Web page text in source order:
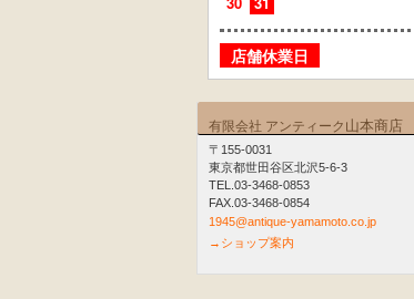
店舗休業日
有限会社 アンティーク 山本商店
〒155-0031
東京都世田谷区北沢5-6-3
TEL.03-3468-0853
FAX.03-3468-0854
1945@antique-yamamoto.co.jp
→ショップ案内